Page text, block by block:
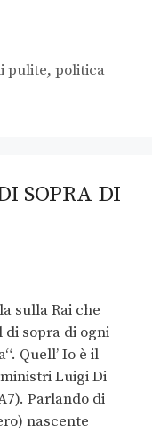
pulite,politica
SOPRA DI
sulla Rai che
di sopra di ogni
Quell’ Io è il
Luigi Di
Parlando di
nascente